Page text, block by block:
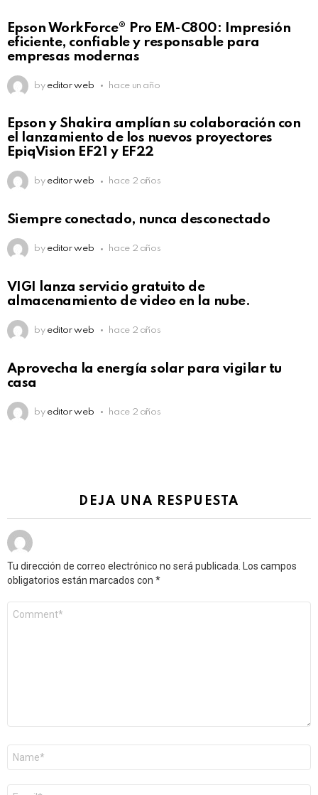
Epson WorkForce® Pro EM-C800: Impresión
eficiente, confiable y responsable para
empresas modernas
by editor web hace un año
Epson y Shakira amplían su colaboración con
el lanzamiento de los nuevos proyectores
EpiqVision EF21 y EF22
by editor web hace 2 años
Siempre conectado, nunca desconectado
by editor web hace 2 años
VIGI lanza servicio gratuito de
almacenamiento de video en la nube.
by editor web hace 2 años
Aprovecha la energía solar para vigilar tu
casa
by editor web hace 2 años
DEJA UNA RESPUESTA
Tu dirección de correo electrónico no será publicada.
Los campos
obligatorios están marcados con *